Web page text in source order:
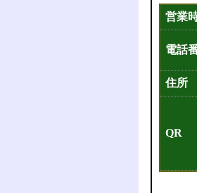
営業
電話
住所
QR